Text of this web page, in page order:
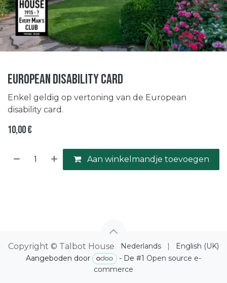
European Disability Card
Enkel geldig op vertoning van de European
disability card.
10,00€
Aan winkelmandje toevoegen
Copyright © Talbot House Nederlands |
English (UK)
Aangeboden door
- De #1 Open source e-
commerce